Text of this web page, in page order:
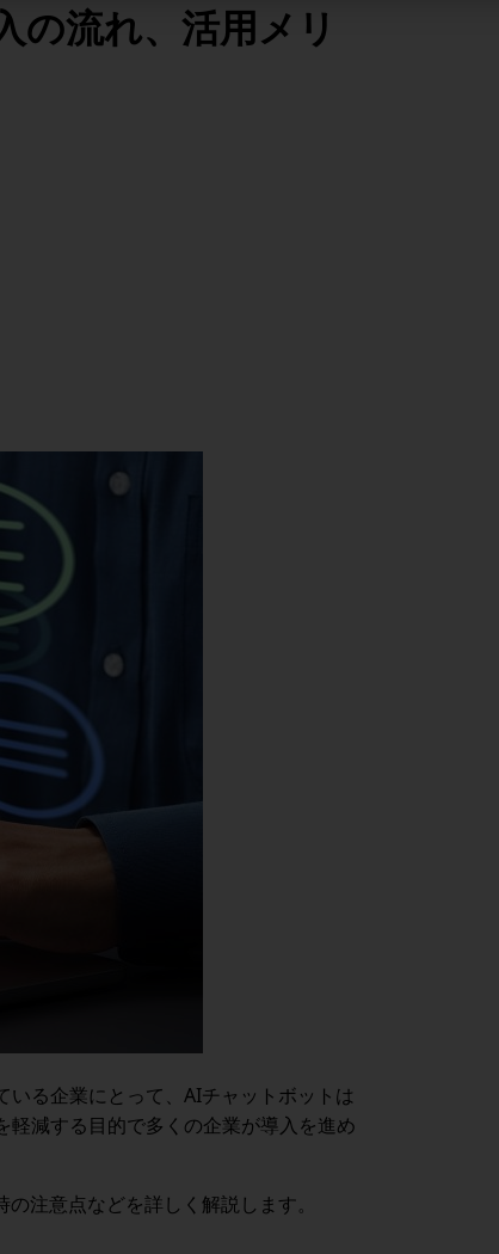
の流れ、活用メリ
る企業にとって、AIチャットボットは
減する目的で多くの企業が導入を進め
注意点などを詳しく解説します。